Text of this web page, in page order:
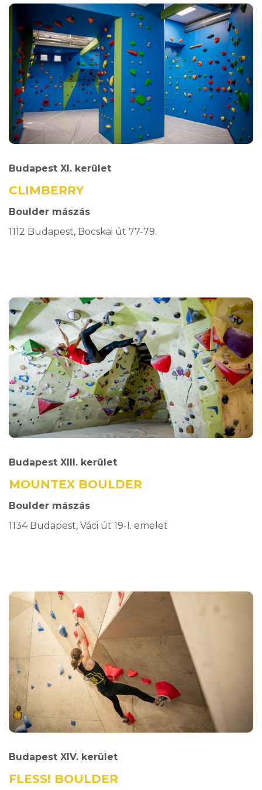
Budapest XI. kerület
CLIMBERRY
Boulder mászás
1112 Budapest, Bocskai út 77-79.
Budapest XIII. kerület
MOUNTEX BOULDER
Boulder mászás
1134 Budapest, Váci út 19-I. emelet
Budapest XIV. kerület
FLESS! BOULDER